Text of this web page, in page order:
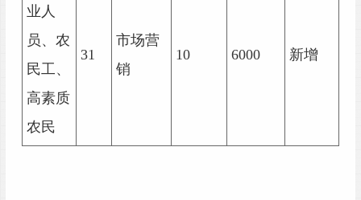
业人
员、农
民工、
高素质
农民
31
市场营
销
10 6000 新增